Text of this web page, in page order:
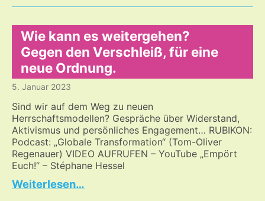
der
–
Bücher
verbieten
Wie kann es weitergehen?
Gegen den Verschleiß, für eine
neue Ordnung.
5. Januar 2023
Sind wir auf dem Weg zu neuen
Herrschaftsmodellen? Gespräche über Widerstand,
Aktivismus und persönliches Engagement… RUBIKON:
Podcast: „Globale Transformation“ (Tom-Oliver
Regenauer) VIDEO AUFRUFEN – YouTube „Empört
Euch!“ – Stéphane Hessel
…